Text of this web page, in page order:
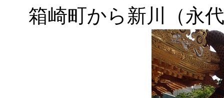
箱崎町から新川（永